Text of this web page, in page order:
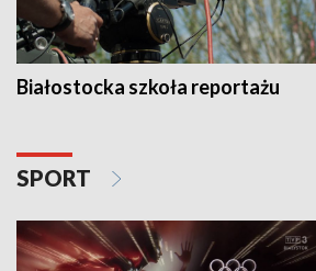
Białostocka szkoła reportażu
SPORT